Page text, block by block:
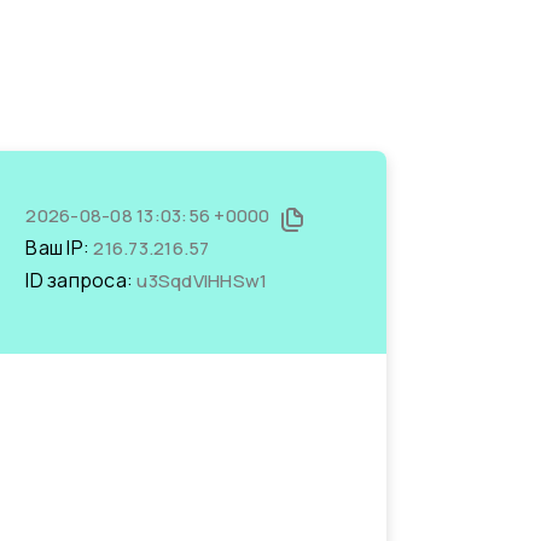
2026-08-08 13:03:56 +0000
Ваш IP:216.73.216.57
ID запроса:u3SqdVlHHSw1